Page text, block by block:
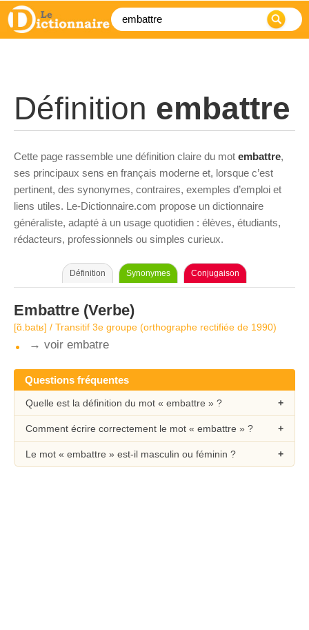
Définition embattre
Cette page rassemble une définition claire du mot embattre,
ses principaux sens en français moderne et, lorsque c’est
pertinent, des synonymes, contraires, exemples d’emploi et
liens utiles. Le-Dictionnaire.com propose un dictionnaire
généraliste, adapté à un usage quotidien : élèves, étudiants,
rédacteurs, professionnels ou simples curieux.
Définition Synonymes Conjugaison
Embattre (Verbe)
[ɑ̃.batʁ] / Transitif 3e groupe (orthographe rectifiée de 1990)
→ voir embatre
Questions fréquentes
Quelle est la définition du mot « embattre » ?
Comment écrire correctement le mot « embattre » ?
Le mot « embattre » est-il masculin ou féminin ?